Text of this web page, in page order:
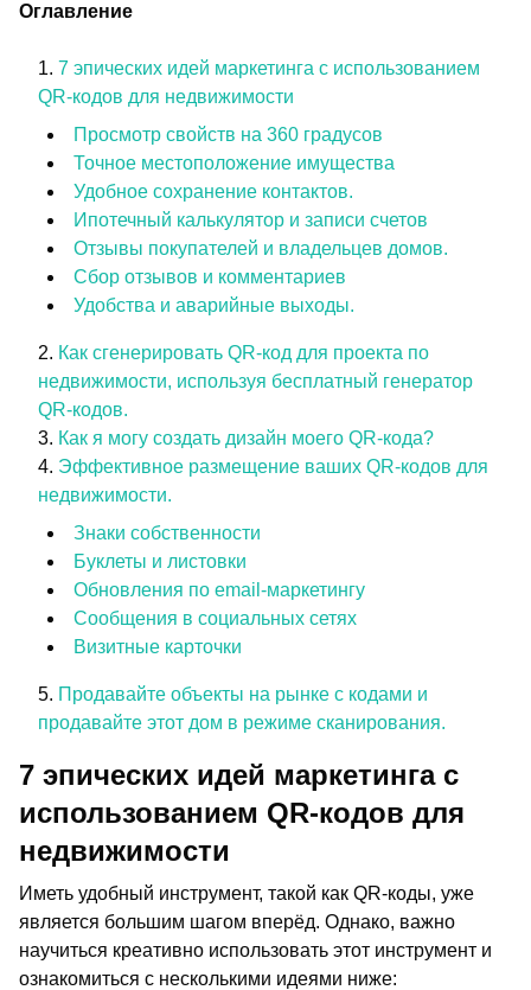
Оглавление
7 эпических идей маркетинга с использованием
QR-кодов для недвижимости
Просмотр свойств на 360 градусов
Точное местоположение имущества
Удобное сохранение контактов.
Ипотечный калькулятор и записи счетов
Отзывы покупателей и владельцев домов.
Сбор отзывов и комментариев
Удобства и аварийные выходы.
Как сгенерировать QR-код для проекта по
недвижимости, используя бесплатный генератор
QR-кодов.
Как я могу создать дизайн моего QR-кода?
Эффективное размещение ваших QR-кодов для
недвижимости.
Знаки собственности
Буклеты и листовки
Обновления по email-маркетингу
Сообщения в социальных сетях
Визитные карточки
Продавайте объекты на рынке с кодами и
продавайте этот дом в режиме сканирования.
7 эпических идей маркетинга с
использованием QR-кодов для
недвижимости
Иметь удобный инструмент, такой как QR-коды, уже
является большим шагом вперёд. Однако, важно
научиться креативно использовать этот инструмент и
ознакомиться с несколькими идеями ниже: